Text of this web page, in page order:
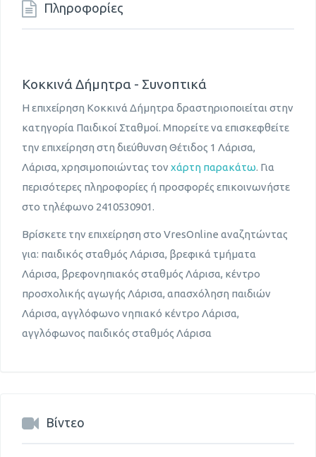
Πληροφορίες
Κοκκινά Δήμητρα - Συνοπτικά
Η επιχείρηση Κοκκινά Δήμητρα δραστηριοποιείται στην
κατηγορία Παιδικοί Σταθμοί. Μπορείτε να επισκεφθείτε
την επιχείρηση στη διεύθυνση Θέτιδος 1 Λάρισα,
Λάρισα, χρησιμοποιώντας τον χάρτη παρακάτω. Για
περισότερες πληροφορίες ή προσφορές επικοινωνήστε
στο τηλέφωνο 2410530901.
Βρίσκετε την επιχείρηση στο VresOnline αναζητώντας
για: παιδικός σταθμός Λάρισα, βρεφικά τμήματα
Λάρισα, βρεφονηπιακός σταθμός Λάρισα, κέντρο
προσχολικής αγωγής Λάρισα, απασχόληση παιδιών
Λάρισα, αγγλόφωνο νηπιακό κέντρο Λάρισα,
αγγλόφωνος παιδικός σταθμός Λάρισα
Βίντεο